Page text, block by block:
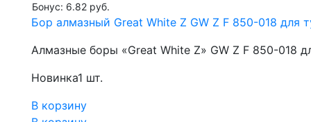
Бонус: 6.82 руб.
Бор алмазный Great White Z GW Z F 850-018 для
Алмазные боры «Great White Z» GW Z F 850-018
Новинка1 шт.
В корзину